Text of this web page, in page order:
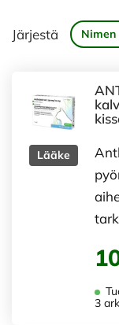
Järjestä
Lääke
3